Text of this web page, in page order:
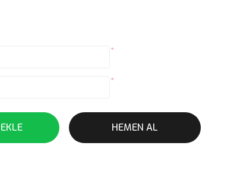
*
*
HEMEN AL